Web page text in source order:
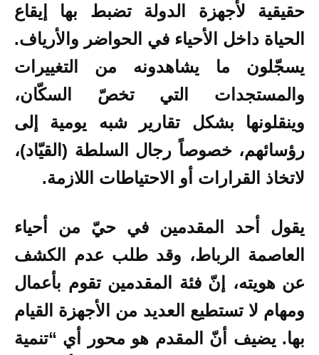
حقيقية لأجهزة الدولة تضبط بها إيقاع
الحياة داخل الأحياء في الحواضر والأرياف.
يسجّلون ما يشاهدونه من التغييرات
والمستجدات التي تخصّ السكّان،
وينقلونها بشكل تقارير شبه يومية إلى
رؤسائهم، خصوصاً رجال السلطة (القيّاد)،
لاتخاذ القرارات أو الاحتياطات اللازمة.
يقول أحد المقدمين في حيّ من أحياء
العاصمة الرباط، وقد طلب عدم الكشف
عن هويته، إنّ فئة المقدمين تقوم بأعمال
ومهام لا تستطيع العديد من الأجهزة القيام
بها. يضيف أنّ المقدم هو محور أي “تنمية